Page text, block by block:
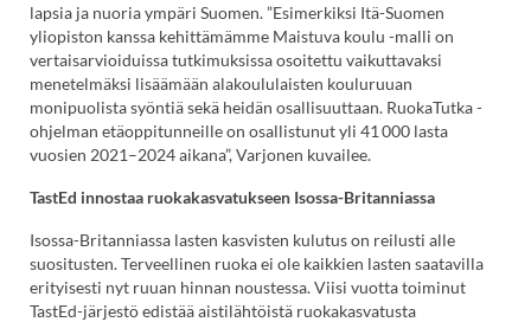
lapsia ja nuoria ympäri Suomen. ”Esimerkiksi Itä-Suomen
yliopiston kanssa kehittämämme Maistuva koulu -malli on
vertaisarvioiduissa tutkimuksissa osoitettu vaikuttavaksi
menetelmäksi lisäämään alakoululaisten kouluruuan
monipuolista syöntiä sekä heidän osallisuuttaan. RuokaTutka -
ohjelman etäoppitunneille on osallistunut yli 41 000 lasta
vuosien 2021–2024 aikana”, Varjonen kuvailee.
TastEd innostaa ruokakasvatukseen Isossa-Britanniassa
Isossa-Britanniassa lasten kasvisten kulutus on reilusti alle
suositusten. Terveellinen ruoka ei ole kaikkien lasten saatavilla
erityisesti nyt ruuan hinnan noustessa. Viisi vuotta toiminut
TastEd-järjestö edistää aistilähtöistä ruokakasvatusta